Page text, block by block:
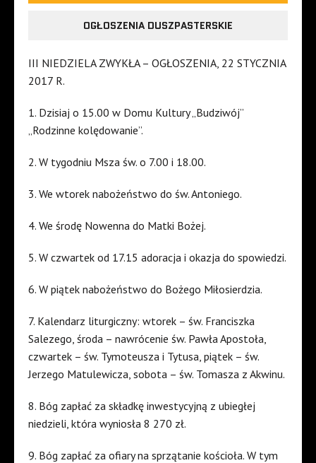
OGŁOSZENIA DUSZPASTERSKIE
III NIEDZIELA ZWYKŁA – OGŁOSZENIA, 22 STYCZNIA
2017 R.
1. Dzisiaj o 15.00 w Domu Kultury „Budziwój”
„Rodzinne kolędowanie”.
2. W tygodniu Msza św. o 7.00 i 18.00.
3. We wtorek nabożeństwo do św. Antoniego.
4. We środę Nowenna do Matki Bożej.
5. W czwartek od 17.15 adoracja i okazja do spowiedzi.
6. W piątek nabożeństwo do Bożego Miłosierdzia.
7. Kalendarz liturgiczny: wtorek – św. Franciszka
Salezego, środa – nawrócenie św. Pawła Apostoła,
czwartek – św. Tymoteusza i Tytusa, piątek – św.
Jerzego Matulewicza, sobota – św. Tomasza z Akwinu.
8. Bóg zapłać za składkę inwestycyjną z ubiegłej
niedzieli, która wyniosła 8 270 zł.
9. Bóg zapłać za ofiary na sprzątanie kościoła. W tym